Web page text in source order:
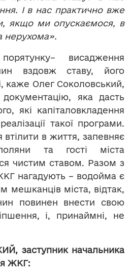
І в нас практично вже
якщо ми опускаємося, в
нерухома».
висадження
вздовж ставу, його
каже Олег Соколовський,
яка дасть
які капіталовкладення
такої програми.
в життя, запевняє
та гості міста
чистим ставом. Разом з
нагадують – водойма є
мешканців міста, відтак,
повинен внести свою
і, принаймні, не
заступник начальника
ЖКГ: